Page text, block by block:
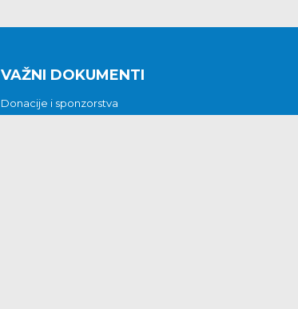
VAŽNI DOKUMENTI
Donacije i sponzorstva